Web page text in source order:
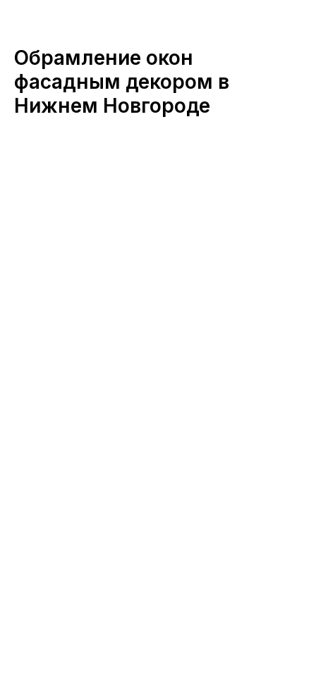
Обрамление окон
фасадным декором в
Нижнем Новгороде